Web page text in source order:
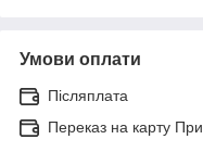
Умови оплати
Післяплата
Переказ на карту